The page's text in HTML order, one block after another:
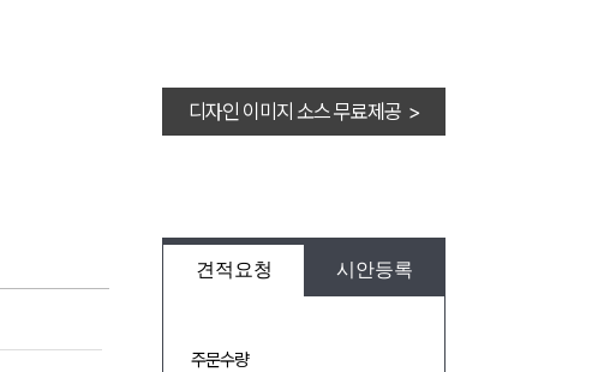
디자인 이미지 소스 무료제공 >
견적요청 시안등록
주문수량